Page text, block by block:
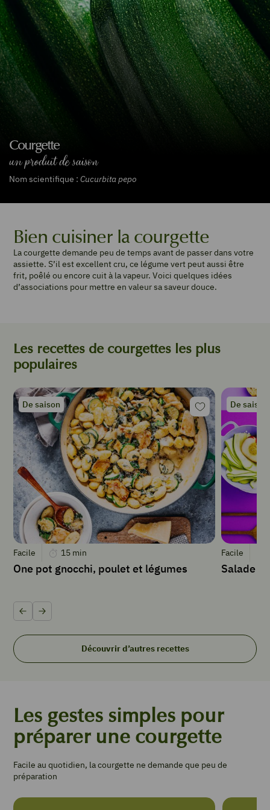
Courgette
un produit de saison
Nom scientifique : Cucurbita pepo
Bien cuisiner la courgette
La courgette demande peu de temps avant de passer dans votre
assiette. S’il est excellent cru, ce légume vert peut aussi être
frit, poêlé ou encore cuit à la vapeur. Voici quelques idées
d’associations pour mettre en valeur sa saveur douce.
Les recettes de courgettes les plus
populaires
De saison
Facile 15 min
One pot gnocchi, poulet et légumes
De saison
Facile
Salade
Précédent
Suivant
Découvrir d’autres recettes
Les gestes simples pour
préparer une courgette
Facile au quotidien, la courgette ne demande que peu de
préparation